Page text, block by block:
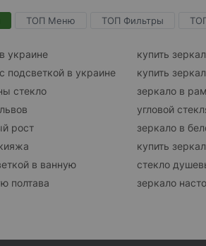
ТОП Меню ТОП Фильтры
украине
подсветкой в украине
стекло
рост
в ванную
полтава
купить
купить
зеркало в
угловой
зеркало в
купить
стекло
зеркало